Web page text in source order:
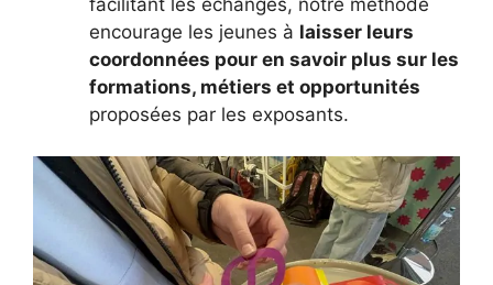
encourage les jeunes à laisser leurs
coordonnées pour en savoir plus sur les
formations, métiers et opportunités
proposées par les exposants.